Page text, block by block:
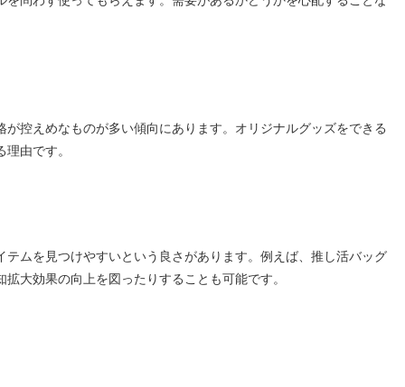
控えめなものが多い傾向にあります。オリジナルグッズをできる
由です。
ムを見つけやすいという良さがあります。例えば、推し活バッグ
大効果の向上を図ったりすることも可能です。